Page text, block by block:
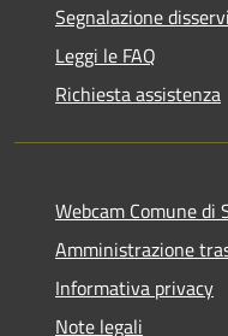
Segnalazione
Leggi le FAQ
Richiesta assistenza
Webcam Comune di
Amministrazione
Informativa privacy
Note legali